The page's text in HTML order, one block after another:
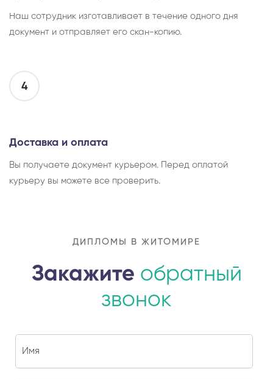
Наш сотрудник изготавливает в течение одного дня
документ и отправляет его скан-копию.
4
Доставка и оплата
Вы получаете документ курьером. Перед оплатой
курьеру вы можете все проверить.
ДИПЛОМЫ В ЖИТОМИРЕ
Закажите обратный
звонок